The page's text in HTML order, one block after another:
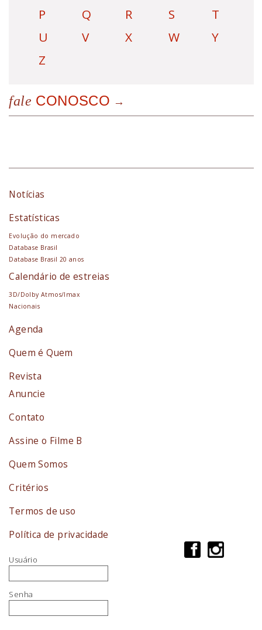
P
Q R S
T
U
V X W
Y
Z
fale CONOSCO
Notícias
Estatísticas
Evolução do mercado
Database Brasil
Database Brasil 20 anos
Calendário de estreias
3D/Dolby Atmos/Imax
Nacionais
Agenda
Quem é Quem
Revista
Anuncie
Contato
Assine o Filme B
Quem Somos
Critérios
Termos de uso
Política de privacidade
Usuário
Senha